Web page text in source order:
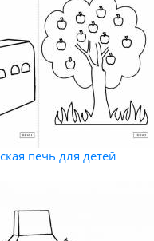
печь для детей